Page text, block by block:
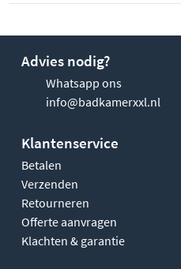
Advies nodig?
Whatsapp ons
info@badkamerxxl.nl
Klantenservice
Betalen
Verzenden
Retourneren
Offerte aanvragen
Klachten & garantie